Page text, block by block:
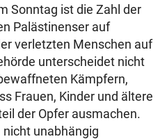
Sonntag ist die Zahl der
Palästinenser auf
verletzten Menschen auf
unterscheidet nicht
Kämpfern,
Frauen, Kinder und ältere
der Opfer ausmachen.
nicht unabhängig